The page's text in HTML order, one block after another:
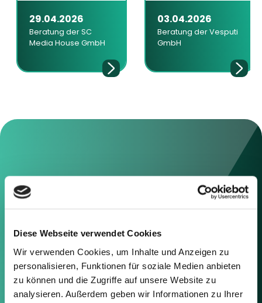
Diese Webseite verwendet Cookies
Wir verwenden Cookies, um Inhalte und Anzeigen zu
personalisieren, Funktionen für soziale Medien anbieten
zu können und die Zugriffe auf unsere Website zu
analysieren. Außerdem geben wir Informationen zu Ihrer
29.04.2026
Beratung der SC
Media House GmbH
03.04.2026
Beratung der Vesputi
GmbH
Kontaktieren Sie uns
nachstehenden Informationen
Seite verwenden.
Berlin